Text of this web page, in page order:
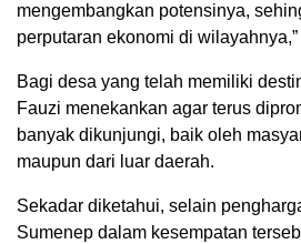
mengembangkan potensinya,
perputaran ekonomi di
Bagi desa yang telah memiliki
Fauzi menekankan agar terus
banyak dikunjungi, baik oleh
maupun dari luar daerah.
Sekadar diketahui, selain
Sumenep dalam kesempatan